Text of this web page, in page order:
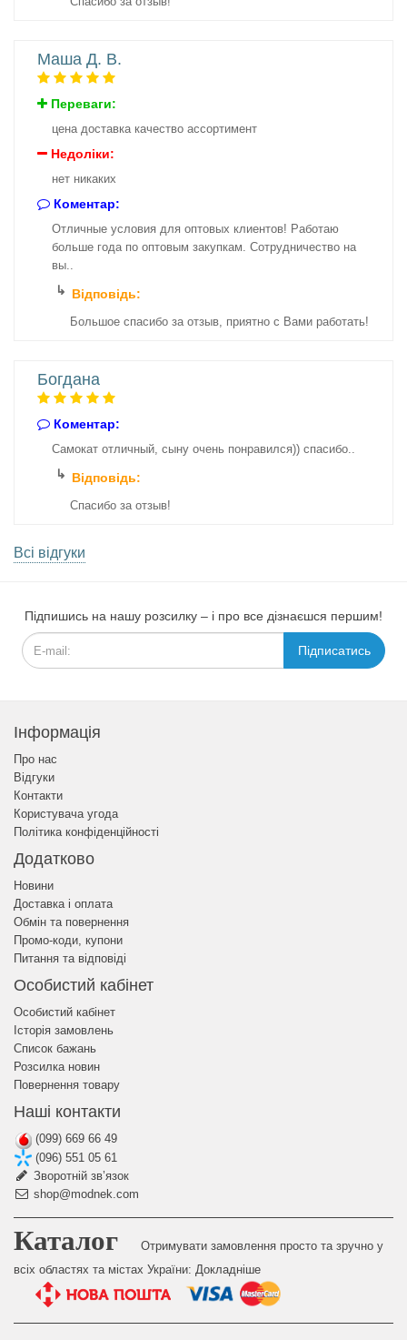
Маша Д. В.
Переваги:
цена доставка качество ассортимент
Недоліки:
нет никаких
Коментар:
Отличные условия для оптовых клиентов! Работаю
больше года по оптовым закупкам. Сотрудничество на
вы..
Відповідь:
Большое спасибо за отзыв, приятно с Вами работать!
Богдана
Коментар:
Самокат отличный, сыну очень понравился)) спасибо..
Відповідь:
Спасибо за отзыв!
Всі відгуки
Підпишись на нашу розсилку – і про все дізнаєшся першим!
Підписатись
Інформація
Про нас
Відгуки
Контакти
Користувача угода
Політика конфіденційності
Додатково
Новини
Доставка і оплата
Обмін та повернення
Промо-коди, купони
Питання та відповіді
Особистий кабінет
Особистий кабінет
Історія замовлень
Список бажань
Розсилка новин
Повернення товару
Наші контакти
(099) 669 66 49
(096) 551 05 61
Зворотній зв’язок
shop@modnek.com
Каталог
Отримувати замовлення просто та зручно у
всіх областях та містах України: Докладніше